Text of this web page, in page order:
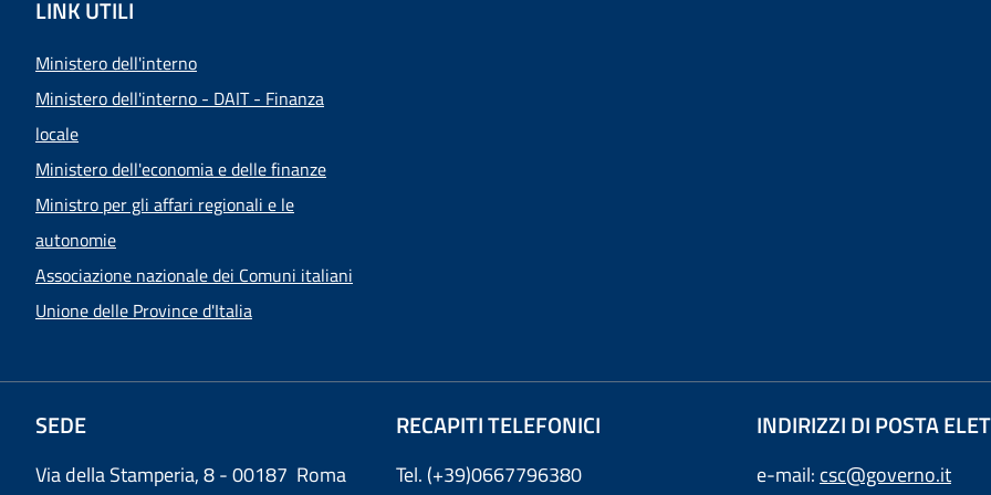
LINK UTILI
Ministero dell'interno
Ministero dell'interno - DAIT - Finanza
locale
Ministero dell'economia e delle finanze
Ministro per gli affari regionali e le
autonomie
Associazione nazionale dei Comuni italiani
Unione delle Province d'Italia
SEDE
Via della Stamperia, 8 - 00187 Roma
RECAPITI TELEFONICI
Tel. (+39)0667796380
INDIRIZZI DI POSTA
e-mail: csc@governo.it